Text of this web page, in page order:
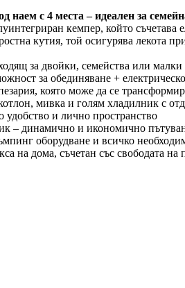
наем с 4 места – идеален за
кемпер, който
кутия, той осигурява лекота
за двойки, семейства или малки
за обединяване +
която може да се
мивка и голям хладилник с
и лично пространство
– динамично и икономично
оборудване и всичко
на дома, съчетан със свободата